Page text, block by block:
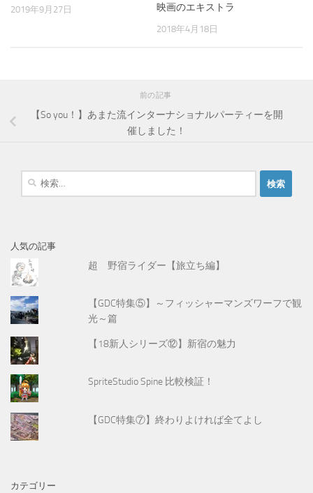
2019年9月27日 映画のエキストラ
2018年4月18日
前の記事
【So you！】あまた流インターナショナルパーティーを開
催しました！
検
人気の記事
超 野宿ライダー【旅立ち編】
【GDC特集⑤】～フィッシャーマンズワーフで観
光～篇
【18新人シリーズ⑫】新宿の魅力
SpriteStudio Spine 比較検証！
【GDC特集⑦】終わりよければ全てよし
カテゴリー